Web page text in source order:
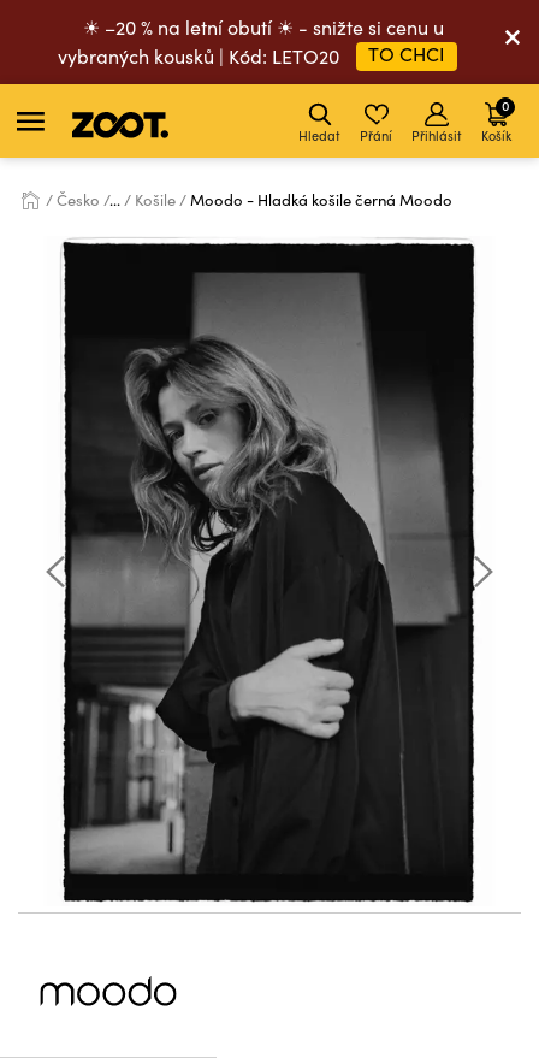
☀ –20 % na letní obutí ☀ - snižte si cenu u
vybraných kousků | Kód: LETO20
TO CHCI
Hledat Přání Přihlásit Košík
0
Česko ... Košile Moodo - Hladká košile černá Moodo